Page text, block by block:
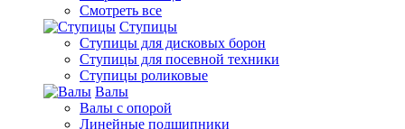
Смотреть все
Ступицы
Ступицы для дисковых борон
Ступицы для посевной техники
Ступицы роликовые
Валы
Валы с опорой
Линейные подшипники